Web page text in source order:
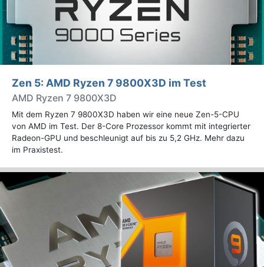
Zen 5: AMD Ryzen 7 9800X3D im Test
AMD Ryzen 7 9800X3D
Mit dem Ryzen 7 9800X3D haben wir eine neue Zen-5-CPU
von AMD im Test. Der 8-Core Prozessor kommt mit integrierter
Radeon-GPU und beschleunigt auf bis zu 5,2 GHz. Mehr dazu
im Praxistest.